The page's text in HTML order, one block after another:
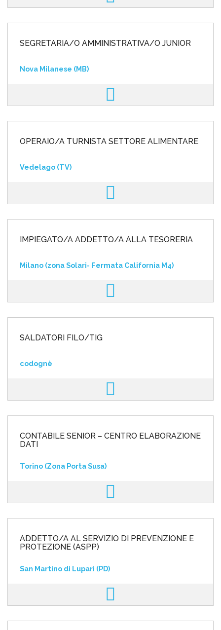
SEGRETARIA/O AMMINISTRATIVA/O JUNIOR
Nova Milanese (MB)
OPERAIO/A TURNISTA SETTORE ALIMENTARE
Vedelago (TV)
IMPIEGATO/A ADDETTO/A ALLA TESORERIA
Milano (zona Solari- Fermata California M4)
SALDATORI FILO/TIG
codognè
CONTABILE SENIOR – CENTRO ELABORAZIONE
DATI
Torino (Zona Porta Susa)
ADDETTO/A AL SERVIZIO DI PREVENZIONE E
PROTEZIONE (ASPP)
San Martino di Lupari (PD)